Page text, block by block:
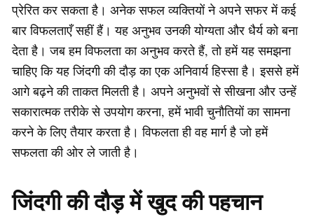
प्रेरित कर सकता है। अनेक सफल व्यक्तियों ने अपने सफर में कई
बार विफलताएँ सहीं हैं। यह अनुभव उनकी योग्यता और धैर्य को बना
देता है। जब हम विफलता का अनुभव करते हैं, तो हमें यह समझना
चाहिए कि यह जिंदगी की दौड़ का एक अनिवार्य हिस्सा है। इससे हमें
आगे बढ़ने की ताकत मिलती है। अपने अनुभवों से सीखना और उन्हें
सकारात्मक तरीके से उपयोग करना, हमें भावी चुनौतियों का सामना
करने के लिए तैयार करता है। विफलता ही वह मार्ग है जो हमें
सफलता की ओर ले जाती है।
जिंदगी की दौड़ में खुद की पहचान